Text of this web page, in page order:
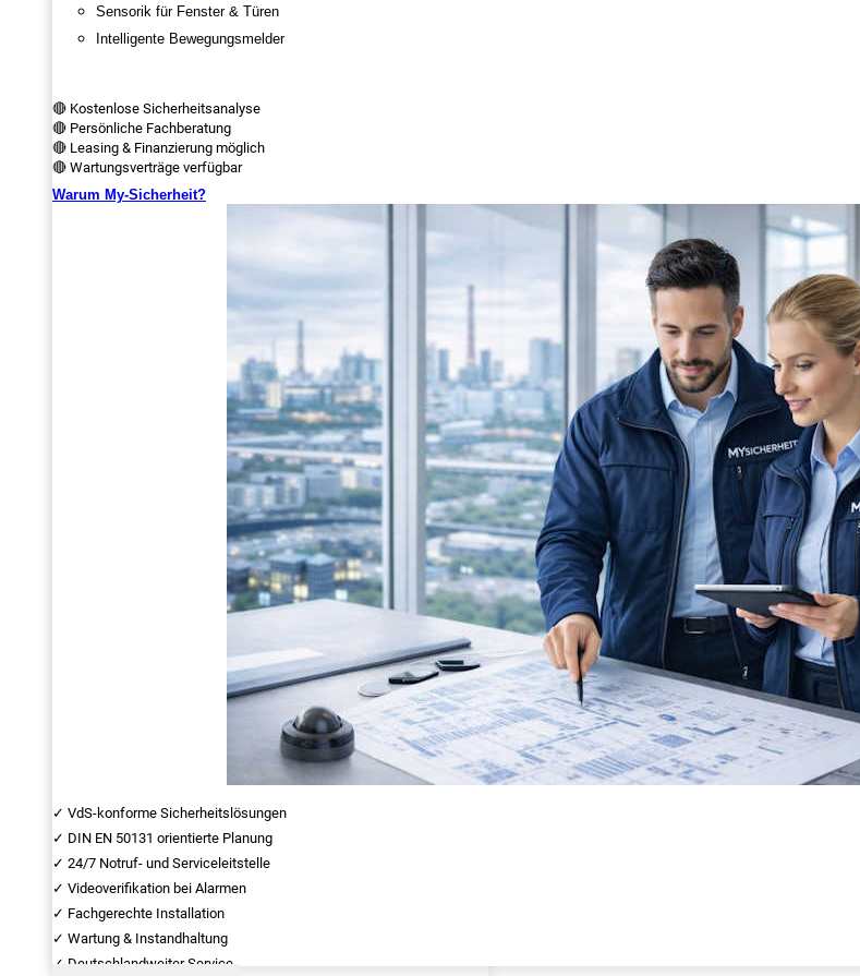
Sensorik für Fenster & Türen
Intelligente Bewegungsmelder
🔴 Kostenlose Sicherheitsanalyse
🔴 Persönliche Fachberatung
🔴 Leasing & Finanzierung möglich
🔴 Wartungsverträge verfügbar
Warum My-Sicherheit?
✓ VdS-konforme Sicherheitslösungen
✓ DIN EN 50131 orientierte Planung
✓ 24/7 Notruf- und Serviceleitstelle
✓ Videoverifikation bei Alarmen
✓ Fachgerechte Installation
✓ Wartung & Instandhaltung
✓ Deutschlandweiter Service